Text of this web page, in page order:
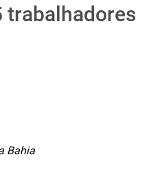
trabalhadores
Bahia